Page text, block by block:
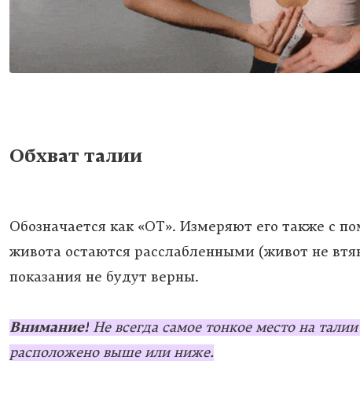
Обхват талии
Обозначается как «ОТ». Измеряют его также с
живота остаются расслабленными (живот не
показания не будут верны.
Внимание! Не всегда самое тонкое место на
расположено выше или ниже.